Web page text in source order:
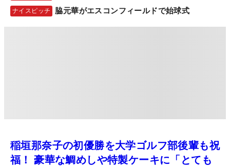
ナイスピッチ 脇元華がエスコンフィールドで始球式
稲垣那奈子の初優勝を大学ゴルフ部後輩も祝
福！ 豪華な鯛めしや特製ケーキに「とても